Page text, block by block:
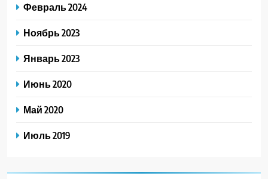
Февраль 2024
Ноябрь 2023
Январь 2023
Июнь 2020
Май 2020
Июль 2019